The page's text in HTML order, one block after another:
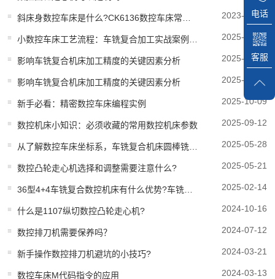
2023-06-12
2025-10-27
影响车铣复合机床加工精度的关键因素分析 2025-10-14
影响车铣复合机床加工精度的关键因素分析 2025-10-14
新手必看：精密数控车床编程实例 2025-10-09
数控机床小知识：必须收藏的常用数控机床参数 2025-09-12
2025-05-28
数控凸轮走心机选择和调整需要注意什么? 2025-05-21
2025-02-14
什么是1107纵切数控凸轮走心机? 2024-10-16
数控排刀机需要保养吗？ 2024-07-12
新手操作数控排刀机避坑的小技巧? 2024-03-21
数控车床M代码指令的应用 2024-03-13
电话
客服